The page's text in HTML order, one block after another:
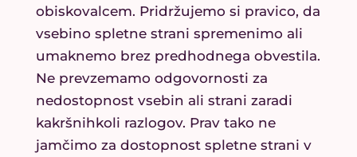
obiskovalcem. Pridržujemo si pravico, da
vsebino spletne strani spremenimo ali
umaknemo brez predhodnega obvestila.
Ne prevzemamo odgovornosti za
nedostopnost vsebin ali strani zaradi
kakršnihkoli razlogov. Prav tako ne
jamčimo za dostopnost spletne strani v